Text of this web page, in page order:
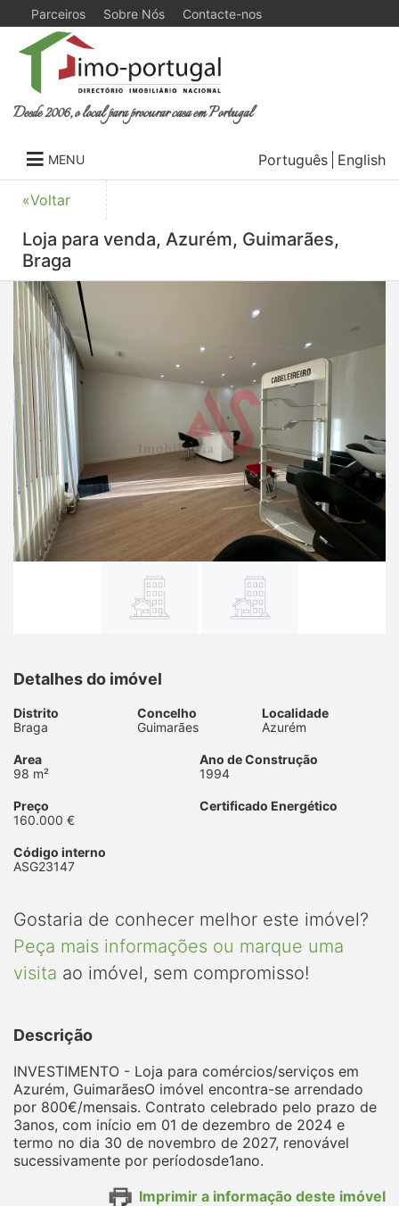
Parceiros Sobre Nós Contacte-nos
Desde 2006, o local para procurar casa em Portugal
MENU Português English
«Voltar
Loja para venda, Azurém, Guimarães,
Braga
Detalhes do imóvel
Distrito
Braga
Concelho
Guimarães
Localidade
Azurém
Area
98 m²
Ano de Construção
1994
Preço
160.000 €
Certificado Energético
Código interno
ASG23147
Gostaria de conhecer melhor este imóvel?
Peça mais informações ou marque uma
visita ao imóvel, sem compromisso!
Descrição
INVESTIMENTO - Loja para comércios/serviços em
Azurém, GuimarãesO imóvel encontra-se arrendado
por 800€/mensais. Contrato celebrado pelo prazo de
3anos, com início em 01 de dezembro de 2024 e
termo no dia 30 de novembro de 2027, renovável
sucessivamente por períodosde1ano.
Imprimir a informação deste imóvel